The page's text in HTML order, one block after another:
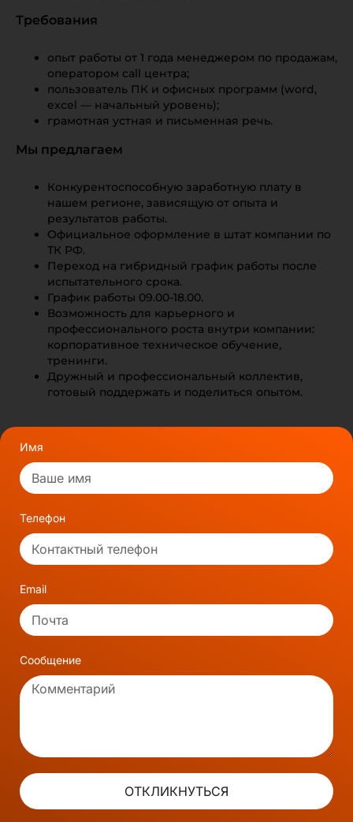
Требования
опыт работы от 1 года менеджером по продажам,
оператором call центра;
пользователь ПК и офисных программ (word,
excel — начальный уровень);
грамотная устная и письменная речь.
Мы предлагаем
Конкурентоспособную заработную плату в
нашем регионе, зависящую от опыта и
результатов работы.
Официальное оформление в штат компании по
ТК РФ.
Переход на гибридный график работы после
испытательного срока.
График работы 09.00-18.00.
Возможность для карьерного и
профессионального роста внутри компании:
корпоративное техническое обучение,
тренинги.
Дружный и профессиональный коллектив,
готовый поддержать и поделиться опытом.
Имя
Телефон
Email
Сообщение
ОТКЛИКНУТЬСЯ